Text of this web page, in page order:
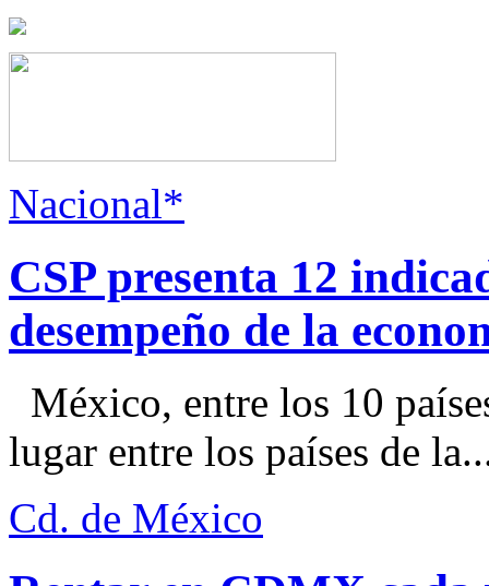
Nacional*
CSP presenta 12
desempeño de la
México, entre los 10
lugar entre los países de
Cd. de México